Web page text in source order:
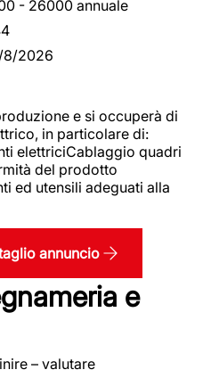
- 26000 annuale
8/2026
e si occuperà di
in particolare di:
elettriciCablaggio quadri
del prodotto
ed utensili adeguati alla
annuncio
e
– valutare